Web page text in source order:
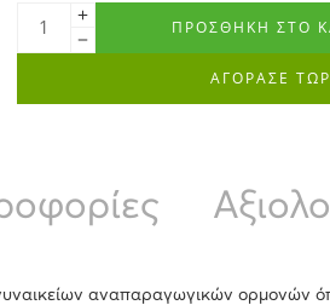
ΠΡΟΣΘΉΚΗ ΣΤΟ
ΑΓΟΡΑΣΕ
αναπαραγωγικών ορμονών